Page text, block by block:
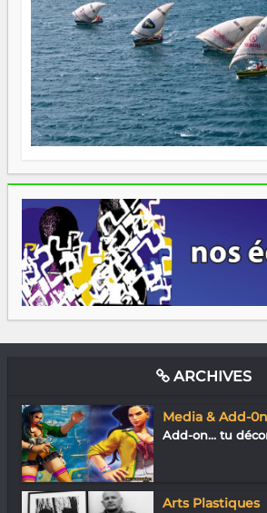
ARCHIVES
Media & Add-0n
Add-on… tu
Arts Plastiques